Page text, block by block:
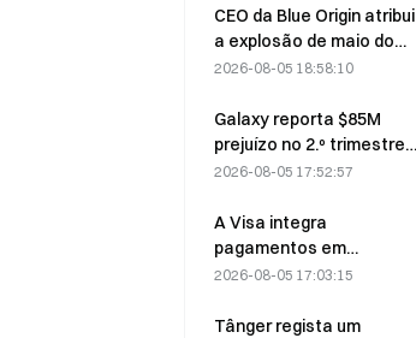
a 0.
CEO da Blue Origin atribui
a explosão de maio do
New Glenn à falha de uma
2026-08-05 18:58:10
Galaxy reporta $85M
prejuízo no 2.º trimestre
de 2026; receitas ficam
abaixo do esperado,
ações caem 7,23%
2026-08-05 17:52:57
A Visa integra
pagamentos em
stablecoins no Visa Direct
com a Zero Hash
2026-08-05 17:03:15
Tânger regista um